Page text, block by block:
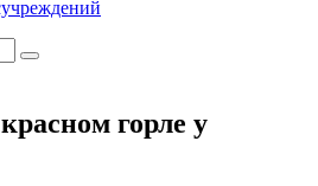
горле у